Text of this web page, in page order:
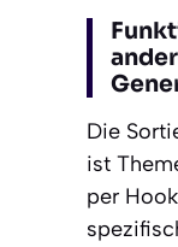
Die
ist
per